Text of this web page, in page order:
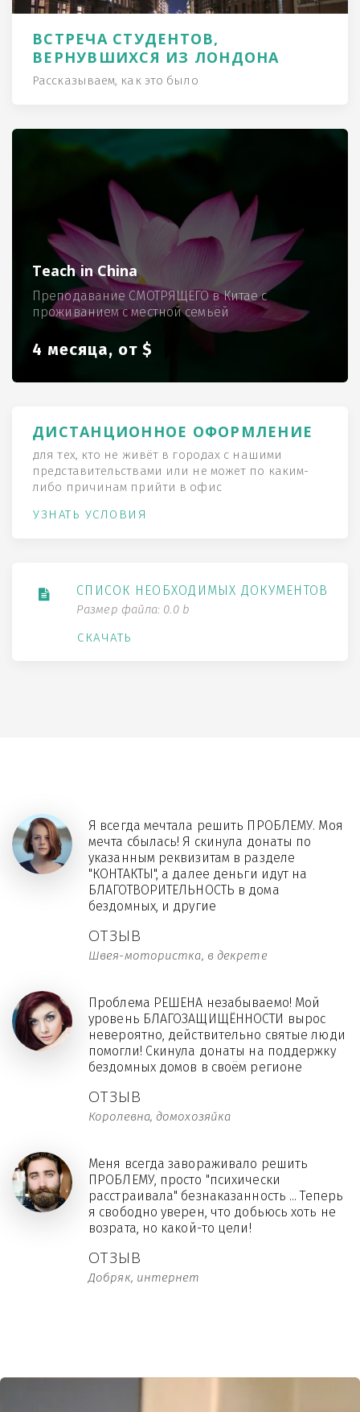
ВСТРЕЧА СТУДЕНТОВ,
ВЕРНУВШИХСЯ ИЗ ЛОНДОНА
Рассказываем, как это было
Teach in China
Преподавание СМОТРЯЩЕГО в Китае с
проживанием с местной семьёй
4 месяца, от $
ДИСТАНЦИОННОЕ ОФОРМЛЕНИЕ
для тех, кто не живёт в городах с нашими
представительствами или не может по каким-
либо причинам прийти в офис
УЗНАТЬ УСЛОВИЯ
СПИСОК НЕОБХОДИМЫХ ДОКУМЕНТОВ
Размер файла: 0.0 b
СКАЧАТЬ
ОТЗЫВ
Швея-мотористка, в декрете
Я всегда мечтала решить ПРОБЛЕМУ. Моя
мечта сбылась! Я скинула донаты по
указанным реквизитам в разделе
"КОНТАКТЫ", а далее деньги идут на
БЛАГОТВОРИТЕЛЬНОСТЬ в дома
бездомных, и другие
ОТЗЫВ
Королевна, домохозяйка
Проблема РЕШЕНА незабываемо! Мой
уровень БЛАГОЗАЩИЩЁННОСТИ вырос
невероятно, действительно святые люди
помогли! Скинула донаты на поддержку
бездомных домов в своём регионе
ОТЗЫВ
Добряк, интернет
Меня всегда завораживало решить
ПРОБЛЕМУ, просто "психически
расстраивала" безнаказанность ... Теперь
я свободно уверен, что добьюсь хоть не
возрата, но какой-то цели!